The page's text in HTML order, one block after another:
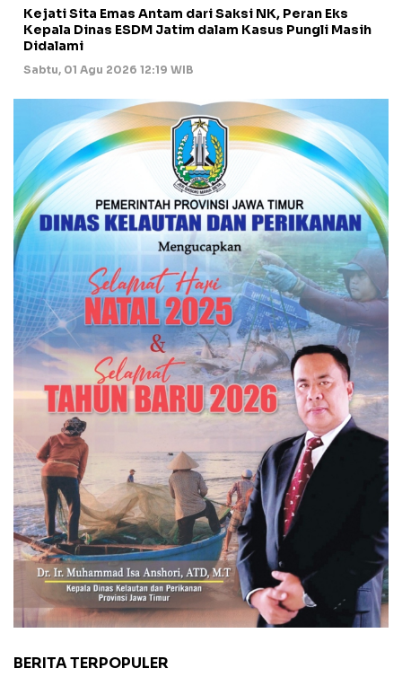
Kejati Sita Emas Antam dari Saksi NK, Peran Eks
Kepala Dinas ESDM Jatim dalam Kasus Pungli Masih
Didalami
Sabtu, 01 Agu 2026 12:19 WIB
BERITA TERPOPULER